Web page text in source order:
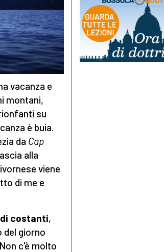
vacanza e
montani,
su
è buia.
da Cap
alla
viene
di me e
costanti,
del giorno
c'è molto